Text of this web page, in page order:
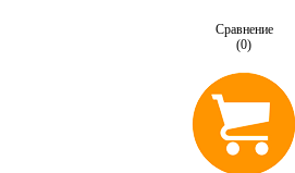
Сравнение
(0)